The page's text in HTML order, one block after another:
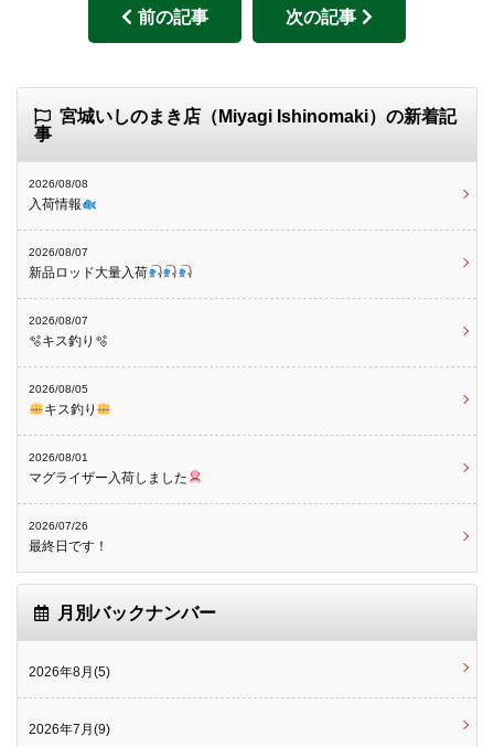
前の記事 次の記事
宮城いしのまき店（Miyagi Ishinomaki）の新着記
事
2026/08/08
入荷情報
2026/08/07
新品ロッド大量入荷
2026/08/07
🫧キス釣り🫧
2026/08/05
キス釣り
2026/08/01
マグライザー入荷しました
2026/07/26
最終日です！
月別バックナンバー
2026年8月(5)
2026年7月(9)